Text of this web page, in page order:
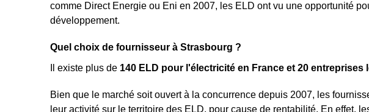
comme Direct Energie ou Eni en 2007, les ELD ont vu une opportunité
développement.
Quel choix de fournisseur à Strasbourg ?
Il existe plus de 140 ELD pour l'électricité en France et 20
Bien que le marché soit ouvert à la concurrence depuis 2007, les
leur activité sur le territoire des ELD, pour cause de rentabilité. En effet,